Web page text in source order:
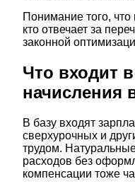
Понимание того, что
кто отвечает за
законной
Что входит
начисления
В базу входят
сверхурочных и
трудом.
расходов без
компенсации тоже